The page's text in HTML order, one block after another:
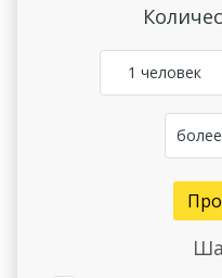
1 человек